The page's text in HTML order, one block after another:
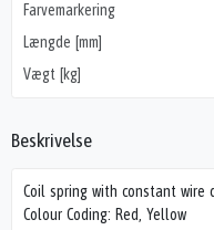
Farvemarkering
Længde [mm]
Vægt [kg]
Beskrivelse
Coil spring with constant wire
Colour Coding: Red, Yellow